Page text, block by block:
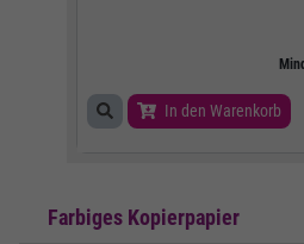
In den Warenkorb
Farbiges Kopierpapier